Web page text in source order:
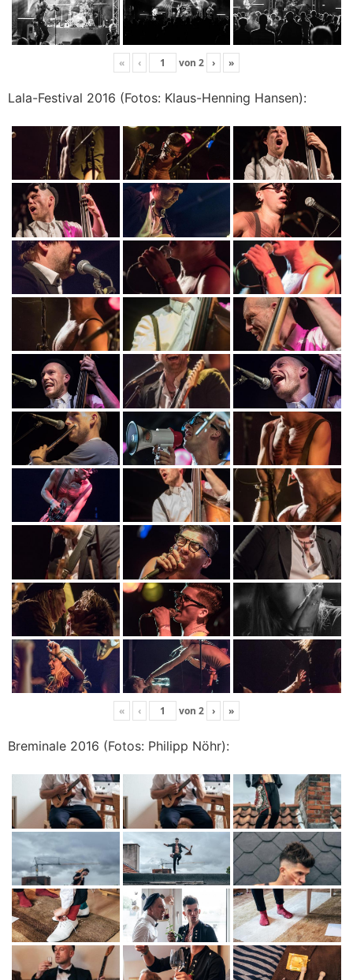
« ‹ von 2 › »
Lala-Festival 2016 (Fotos: Klaus-Henning Hansen):
« ‹ von 2 › »
Breminale 2016 (Fotos: Philipp Nöhr):